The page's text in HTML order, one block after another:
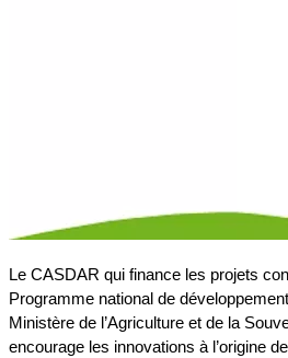
Le CASDAR qui finance les projets
Programme national de
Ministère de l’Agriculture et de la
encourage les innovations à l’origine